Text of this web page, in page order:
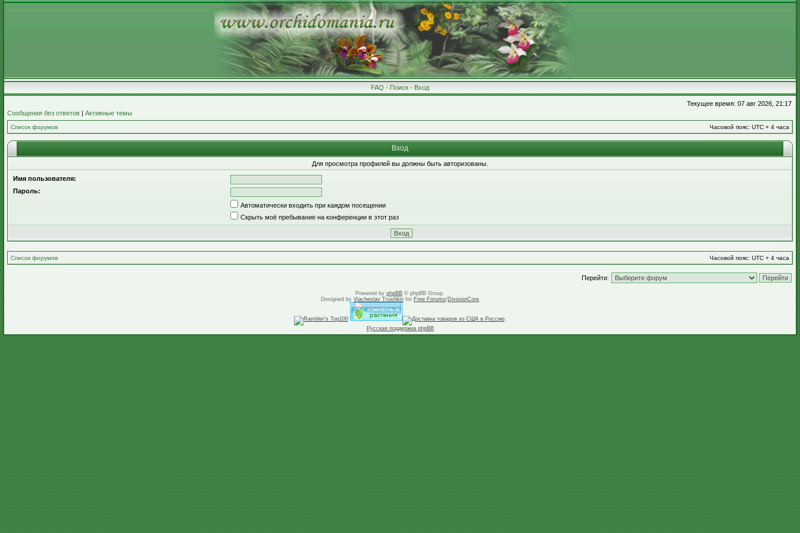
FAQ • Поиск • Вход
Текущее время: 07 авг 2026, 21:17
Сообщения без ответов | Активные темы
Список форумов Часовой пояс: UTC + 4 часа
Вход
Для просмотра профилей вы должны быть авторизованы.
Имя пользователя:
Пароль:
Автоматически входить при каждом посещении
Скрыть моё пребывание на конференции в этот раз
Список форумов Часовой пояс: UTC + 4 часа
Перейти:
Powered by phpBB © phpBB Group.
Designed by Vjacheslav Trushkin for Free Forums/DivisionCore
.
Русская поддержка phpBB